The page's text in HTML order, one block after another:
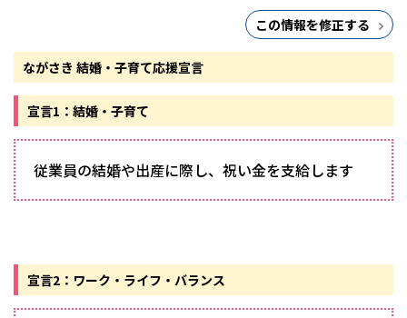
この情報を修正する
ながさき 結婚・子育て応援宣言
宣言1：結婚・子育て
従業員の結婚や出産に際し、祝い金を支給します
宣言2：ワーク・ライフ・バランス